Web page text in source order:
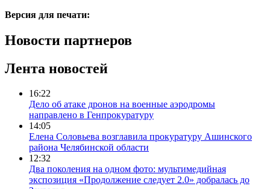
Версия для печати:
Новости партнеров
Лента новостей
16:22
Дело об атаке дронов на военные аэродромы
направлено в Генпрокуратуру
14:05
Елена Соловьева возглавила прокуратуру Ашинского
района Челябинской области
12:32
Два поколения на одном фото: мультимедийная
экспозиция «Продолжение следует 2.0» добралась до